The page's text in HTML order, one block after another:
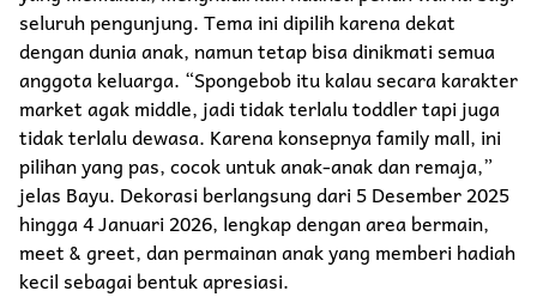
seluruh pengunjung. Tema ini dipilih karena dekat
dengan dunia anak, namun tetap bisa dinikmati semua
anggota keluarga. “Spongebob itu kalau secara karakter
market agak middle, jadi tidak terlalu toddler tapi juga
tidak terlalu dewasa. Karena konsepnya family mall, ini
pilihan yang pas, cocok untuk anak-anak dan remaja,”
jelas Bayu. Dekorasi berlangsung dari 5 Desember 2025
hingga 4 Januari 2026, lengkap dengan area bermain,
meet & greet, dan permainan anak yang memberi hadiah
kecil sebagai bentuk apresiasi.